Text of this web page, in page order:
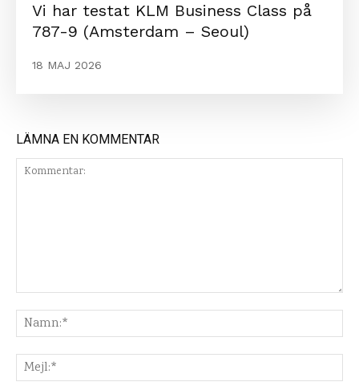
Vi har testat KLM Business Class på
787-9 (Amsterdam – Seoul)
18 MAJ 2026
LÄMNA EN KOMMENTAR